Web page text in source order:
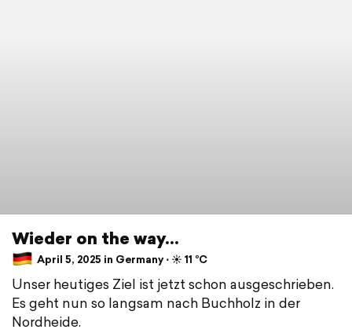
Wieder on the way...
April 5, 2025 in Germany ⋅ ☀️ 11 °C
Unser heutiges Ziel ist jetzt schon ausgeschrieben.
Es geht nun so langsam nach Buchholz in der
Nordheide.